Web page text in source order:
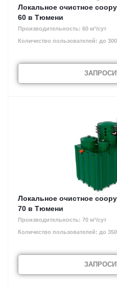
Локальное очистное
60 в Тюмени
Производительность: 60 м³/сут
Количество пользователей: до
Локальное очистное
70 в Тюмени
Производительность: 70 м³/сут
Количество пользователей: до